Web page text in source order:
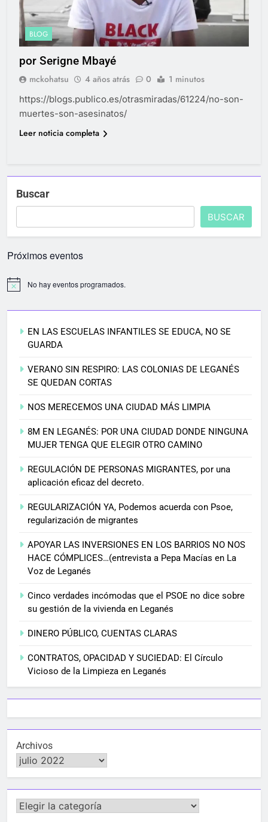
BLOG
por Serigne Mbayé
mckohatsu 4 años atrás 0 1 minutos
https://blogs.publico.es/otrasmiradas/61224/no-son-
muertes-son-asesinatos/
Leer noticia completa
Buscar
BUSCAR
Próximos eventos
No hay eventos programados.
EN LAS ESCUELAS INFANTILES SE EDUCA, NO SE
GUARDA
VERANO SIN RESPIRO: LAS COLONIAS DE LEGANÉS
SE QUEDAN CORTAS
NOS MERECEMOS UNA CIUDAD MÁS LIMPIA
8M EN LEGANÉS: POR UNA CIUDAD DONDE NINGUNA
MUJER TENGA QUE ELEGIR OTRO CAMINO
REGULACIÓN DE PERSONAS MIGRANTES, por una
aplicación eficaz del decreto.
REGULARIZACIÓN YA, Podemos acuerda con Psoe,
regularización de migrantes
APOYAR LAS INVERSIONES EN LOS BARRIOS NO NOS
HACE CÓMPLICES…(entrevista a Pepa Macías en La
Voz de Leganés
Cinco verdades incómodas que el PSOE no dice sobre
su gestión de la vivienda en Leganés
DINERO PÚBLICO, CUENTAS CLARAS
CONTRATOS, OPACIDAD Y SUCIEDAD: El Círculo
Vicioso de la Limpieza en Leganés
Archivos
Categorías